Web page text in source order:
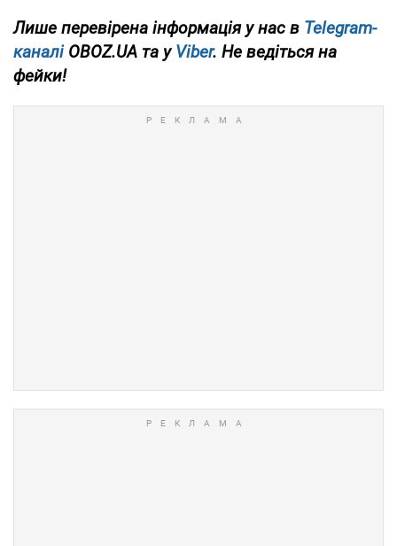
Лише перевірена інформація у нас в Telegram-
каналіOBOZ.UA та уViber. Не ведіться на
фейки!